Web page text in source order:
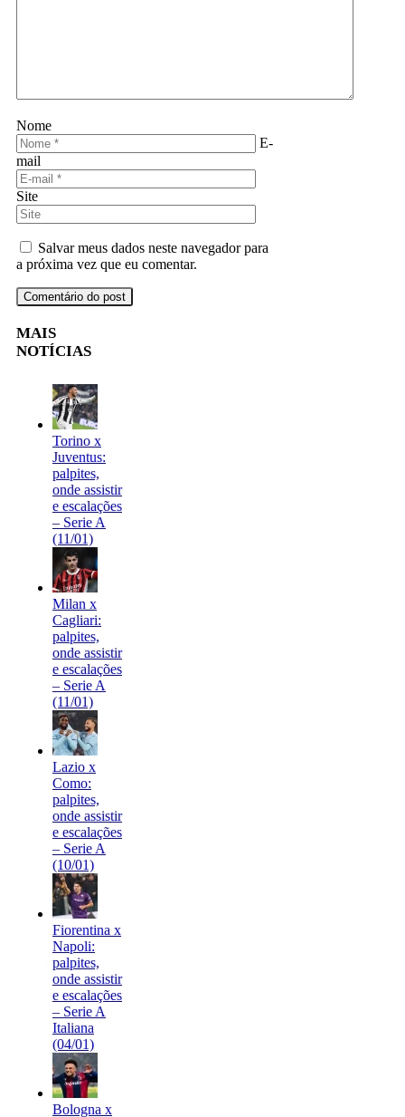
Nome
E-
mail
Site
Salvar meus dados neste navegador para
a próxima vez que eu comentar.
MAIS
NOTÍCIAS
Torino x
Juventus:
palpites,
onde assistir
e escalações
– Serie A
(11/01)
Milan x
Cagliari:
palpites,
onde assistir
e escalações
– Serie A
(11/01)
Lazio x
Como:
palpites,
onde assistir
e escalações
– Serie A
(10/01)
Fiorentina x
Napoli:
palpites,
onde assistir
e escalações
– Serie A
Italiana
(04/01)
Bologna x